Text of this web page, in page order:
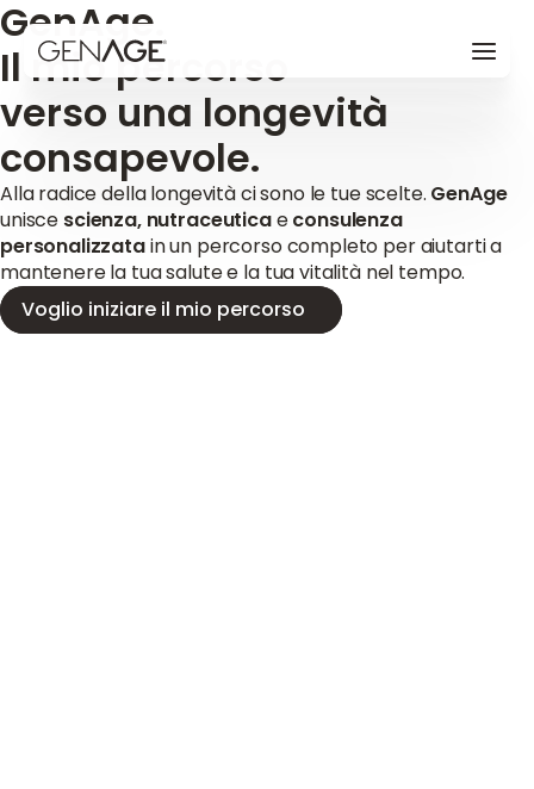
GenAge.
Il mio percorso
verso una longevità
consapevole.
Alla radice della longevità ci sono le tue scelte. GenAge
unisce scienza, nutraceuticaeconsulenza
personalizzatain un percorso completo per aiutarti a
mantenere la tua salute e la tua vitalità nel tempo.
Voglio iniziare il mio percorso